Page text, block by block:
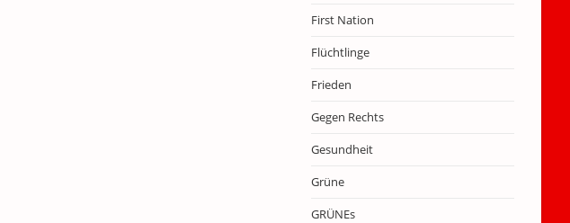
First Nation
Flüchtlinge
Frieden
Gegen Rechts
Gesundheit
Grüne
GRÜNEs